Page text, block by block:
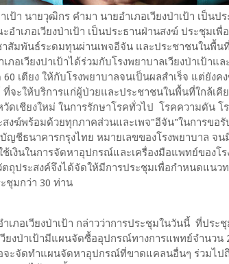
เป้า นายวุฒิกร คำมา นายอำเภอเวียงป่าเป้า เป็นป
อำเภอเวียงป่าเป้า เป็นประธานฝ่านสงฆ์ ประชุมเ
สัมพันธ์ระดมทุนผ่านเพจอีจัน และประชาชนในพื้นที่
อเวียงปาเป้าได้ร่วมกับโรงพยาบาลเวียงป่าเป้า
เตียง ให้กับโรงพยาบาลจนเป็นผลสำเร็จ แต่ยัง
จะให้บริการแก่ผู้ป่วยและประชาชนในพื้นที่ใกล้เคี
วัดเชียงใหม่ ในการรักษาโรคทั่วไป โรคความดัน โ
งฆ์พร้อมด้วยทุกภาคส่วนและเพจ"อีจัน"ในการขอ
ญชีธนาคารกรุงไทย หมายเลขของโรงพยาบาล จน
เงินในการจัดหาอุปกรณ์และเครื่องมือแพทย์ของโร
ถุประสงค์จึงได้จัดให้มีการประชุมเพื่อกำหนดแนว
ชุมกว่า 30 ท่าน
ภอเวียงป่าเป้า กล่าวว่าการประชุมในวันนี้ ที่ประ
วียงป่าเป้ามีแผนจัดซื้ออุปกรณ์ทางการแพทย์จำนวน
อจะจัดทำแผนจัดหาอุปกรณ์ที่ขาดแคลนอื่นๆ ร่วมไ